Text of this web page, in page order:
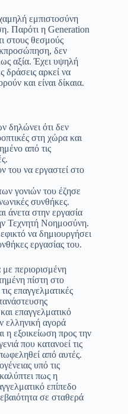
εμπιστοσύνη
Παρότι η Generation
στους θεσμούς
δεν
αξία. Έχει υψηλή
δράσεις αρκεί να
και είναι δίκαια.
δηλώνει ότι δεν
στη χώρα και
από τις
του να εργαστεί στο
γονιών του έζησε
συνθήκες.
άνετα στην εργασία
Τεχνητή Νοημοσύνη.
να δημιουργήσει
εργασίας του.
περιορισμένη
πίστη στο
επαγγελματικές
επαγγελματικό
ελληνική αγορά
η εξοικείωση προς την
που κατανοεί τις
από αυτές.
υπό τις
πως η
επίπεδο
σε σταθερά